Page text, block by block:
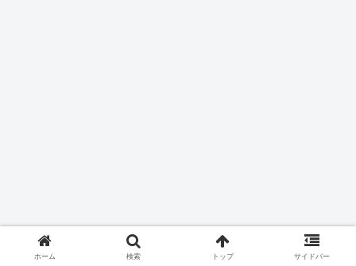
ホーム 検索 トップ サイドバー